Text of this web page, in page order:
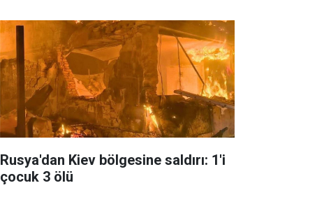
Rusya'dan Kiev bölgesine saldırı: 1'i
çocuk 3 ölü